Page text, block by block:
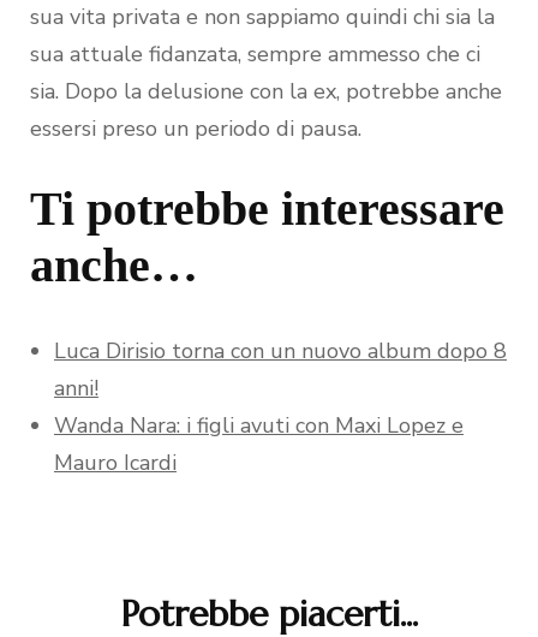
sua vita privata e non sappiamo quindi chi sia la
sua attuale fidanzata, sempre ammesso che ci
sia. Dopo la delusione con la ex, potrebbe anche
essersi preso un periodo di pausa.
Ti potrebbe interessare
anche…
Luca Dirisio torna con un nuovo album dopo 8
anni!
Wanda Nara: i figli avuti con Maxi Lopez e
Mauro Icardi
NavigazionePotrebbe piacerti...